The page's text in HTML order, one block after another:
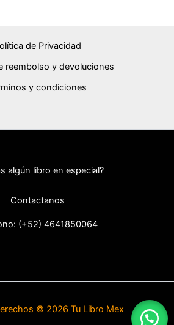
de Privacidad
reembolso y devoluciones
y condiciones
algún libro en especial?
Contactanos
(+52) 4641850064
© 2026 Tu Libro Mex